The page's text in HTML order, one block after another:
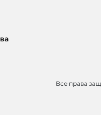
Все права